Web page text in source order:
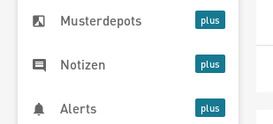
Musterdepots
Notizen
Alerts